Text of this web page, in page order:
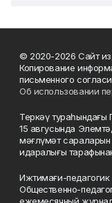
© 2020-2026 Сайт
Копирование
письменного
Об использовании
Теркәү тураһындағы
15 авгусында
мәғлүмәт сараларын
идаралығы
Ижтимағи-
Общественно-